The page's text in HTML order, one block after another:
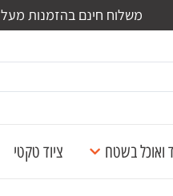
משלוח חינם בהזמנות מעל 999 ש"ח | ניתן לבצע איסוף עצמי מהסניף
ואוכל בשטח ציוד טקטי